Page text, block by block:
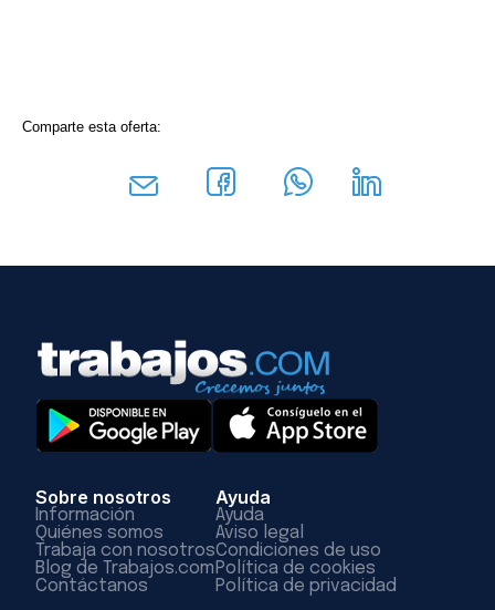
Comparte esta oferta:
Sobre nosotros
Información
Quiénes somos
Trabaja con nosotros
Blog de Trabajos.com
Contáctanos
Ayuda
Ayuda
Aviso legal
Condiciones de uso
Política de cookies
Política de privacidad